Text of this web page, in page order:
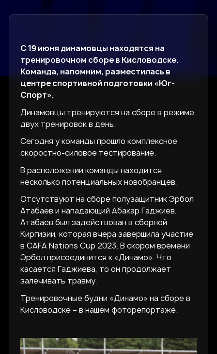
С 19 июня динамовцы находятся на
тренировочном сборе в Кисловодске.
Команда, напомним, разместилась в
центре спортивной подготовки «Юг-
Спорт».
Динамовцы тренируются на сборе в режиме
двух тренировок в день.
Сегодня у команды прошло комплексное
скоростно-силовое тестирование.
В расположении команды находится
несколько потенциальных новобранцев.
Отсутствуют на сборе полузащитник Эрбол
Атабаев и нападающий Абакар Гаджиев.
Атабаев был задействован в сборной
Киргизии, которая вчера завершила участие
в CAFA Nations Cup 2023. В скором времени
Эрбол присоединится к «Динамо». Что
касается Гаджиева, то он продолжает
залечивать травму.
Тренировочные будни «Динамо» на сборе в
Кисловодске – в нашем фоторепортаже.